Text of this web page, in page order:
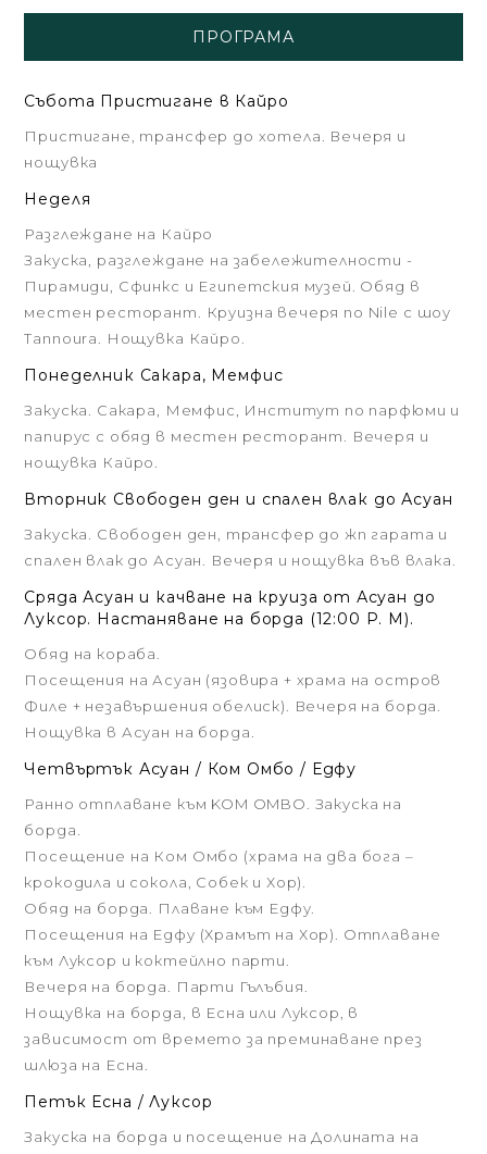
ПРОГРАМА
Събота Пристигане в Кайро
Пристигане, трансфер до хотела. Вечеря и
нощувка
Неделя
Разглеждане на Кайро
Закуска, разглеждане на забележителности -
Пирамиди, Сфинкс и Египетския музей. Обяд в
местен ресторант. Круизна вечеря по Nile с шоу
Tannoura. Нощувка Кайро.
Понеделник Сакара, Мемфис
Закуска. Сакара, Мемфис, Институт по парфюми и
папирус с обяд в местен ресторант. Вечеря и
нощувка Кайро.
Вторник Свободен ден и спален влак до Асуан
Закуска. Свободен ден, трансфер до жп гарата и
спален влак до Асуан. Вечеря и нощувка във влака.
Сряда Асуан и качване на круиза от Асуан до
Луксор. Настаняване на борда (12:00 P. M).
Обяд на кораба.
Посещения на Асуан (язовира + храма на остров
Филе + незавършения обелиск). Вечеря на борда.
Нощувка в Асуан на борда.
Четвъртък Асуан / Ком Омбо / Едфу
Ранно отплаване към KOM OMBO. Закуска на
борда.
Посещение на Ком Омбо (храма на два бога –
крокодила и сокола, Собек и Хор).
Обяд на борда. Плаване към Едфу.
Посещения на Едфу (Храмът на Хор). Отплаване
към Луксор и коктейлно парти.
Вечеря на борда. Парти Гълъбия.
Нощувка на борда, в Есна или Луксор, в
зависимост от времето за преминаване през
шлюза на Есна.
Петък Есна / Луксор
Закуска на борда и посещение на Долината на